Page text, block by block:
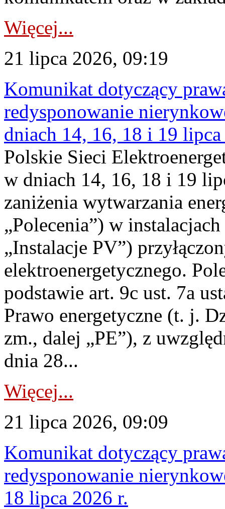
Więcej...
21 lipca 2026, 09:19
Komunikat dotyczący
redysponowanie
dniach 14, 16, 18 i 19
Polskie Sieci
w dniach 14, 16, 18 i 19
zaniżenia wytwarzania
„Polecenia”) w
„Instalacje PV”)
elektroenergetycznego.
podstawie art. 9c ust. 7a
Prawo energetyczne (t. j.
zm., dalej „PE”), z
dnia 28...
Więcej...
21 lipca 2026, 09:09
Komunikat dotyczący
redysponowanie
18 lipca 2026 r.